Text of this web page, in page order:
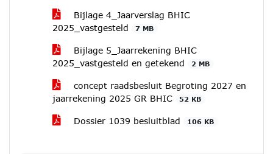
Bijlage 4_Jaarverslag BHIC
2025_vastgesteld
7 MB
Bijlage 5_Jaarrekening BHIC
2025_vastgesteld en getekend
2 MB
concept raadsbesluit Begroting 2027 en
jaarrekening 2025 GR BHIC
52 KB
Dossier 1039 besluitblad 106 KB